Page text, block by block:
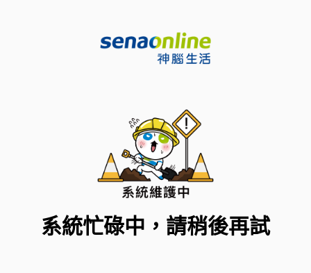
系統忙碌中，請稍後再試